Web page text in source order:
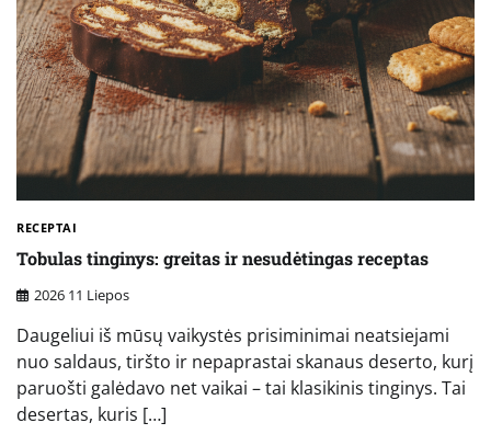
RECEPTAI
Tobulas tinginys: greitas ir nesudėtingas receptas
2026 11 Liepos
Daugeliui iš mūsų vaikystės prisiminimai neatsiejami
nuo saldaus, tiršto ir nepaprastai skanaus deserto, kurį
paruošti galėdavo net vaikai – tai klasikinis tinginys. Tai
desertas, kuris […]